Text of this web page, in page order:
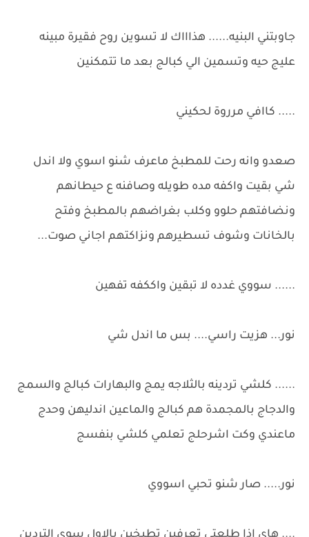
جاوبتني البنيه...... هذاااك لا تسوين روح فقيرة مبينه
عليج حيه وتسمين الي كبالج بعد ما تتمكنين
..... كاافي مرروة لحكيني
صعدو وانه رحت للمطبخ ماعرف شنو اسوي ولا اندل
شي بقيت واكفه مده طويله وصافنه ع حيطانهم
ونضافتهم حلوو وكلب بغراضهم بالمطبخ وفتح
بالخانات وشوف تسطيرهم ونزاكتهم اجاني صوت...
...... سووي غدده لا تبقين واككفه تفهين
نور... هزيت راسي.... بس ما اندل شي
...... كلشي تردينه بالثلاجه يمج والبهارات كبالج والسمج
والدجاج بالمجمدة هم كبالج والماعين اندليهن وحدج
ماعندي وكت اشرحلج تعلمي كلشي بنفسج
نور..... صار شنو تحبي اسووي